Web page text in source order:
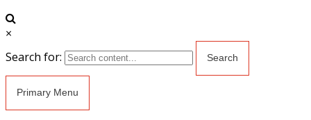
×
Search for:
Primary Menu